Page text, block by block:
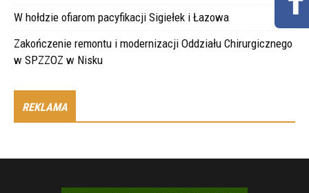
W hołdzie ofiarom pacyfikacji Sigiełek i Łazowa
Zakończenie remontu i modernizacji Oddziału Chirurgicznego
w SPZZOZ w Nisku
REKLAMA